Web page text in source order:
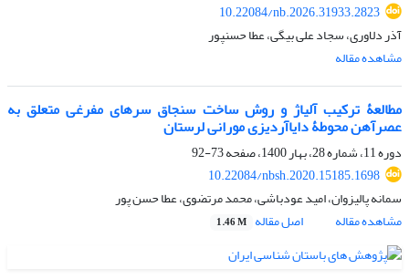
10.22084/nb.2026.31933.2823
آذر دلاوری، سجاد علی بیگی، عطا حسنپور
مشاهده مقاله
مطالعۀ ترکیب آلیاژ و روش ساخت سنجاق سرهای مفرغی متعلق به
عصرآهن محوطۀ دایاآردیزی مورانی لرستان
دوره 11، شماره 28، بهار 1400، صفحه
73-92
10.22084/nbsh.2020.15185.1698
سمانه پالیزوان، امید عودباشی، محمد مرتضوی، عطا حسن پور
مشاهده مقاله
اصل مقاله 1.46 M